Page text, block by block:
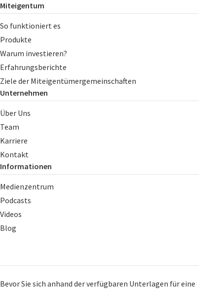
Miteigentum
So funktioniert es
Produkte
Warum investieren?
Erfahrungsberichte
Ziele der Miteigentümergemeinschaften
Unternehmen
Über Uns
Team
Karriere
Kontakt
Informationen
Medienzentrum
Podcasts
Videos
Blog
Bevor Sie sich anhand der verfügbaren Unterlagen für eine